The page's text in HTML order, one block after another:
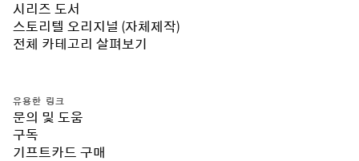
시리즈 도서
스토리텔 오리지널 (자체제작)
전체 카테고리 살펴보기
유용한 링크
문의 및 도움
구독
기프트카드 구매